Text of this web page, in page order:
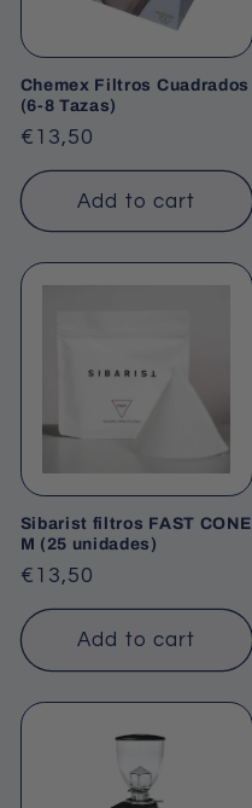
Chemex Filtros Cuadrados
(6-8 Tazas)
Regular
price
€13,50
Add to cart
Sibarist filtros FAST CONE
M (25 unidades)
Regular
price
€13,50
Add to cart